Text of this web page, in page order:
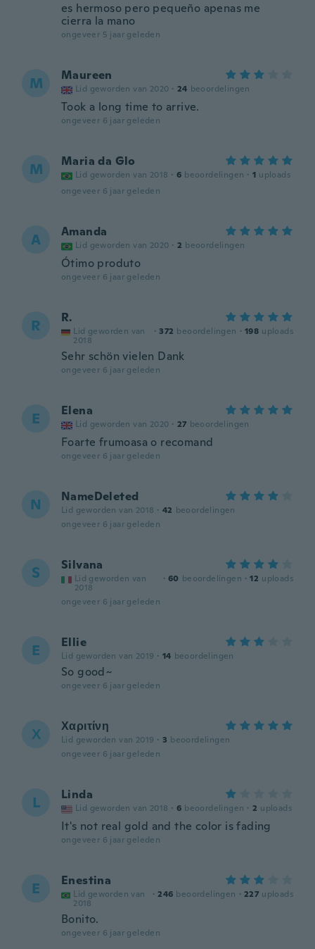
es hermoso pero pequeño apenas me
cierra la mano
ongeveer 5 jaar geleden
M Maureen
Lid geworden van 2020 · 24 beoordelingen
Took a long time to arrive.
ongeveer 6 jaar geleden
M Maria da Glo
Lid geworden van 2018 · 6 beoordelingen · 1 uploads
ongeveer 6 jaar geleden
A Amanda
Lid geworden van 2020 · 2 beoordelingen
Ótimo produto
ongeveer 6 jaar geleden
R R.
Lid geworden van
2018
· 372 beoordelingen · 198 uploads
Sehr schön vielen Dank
ongeveer 6 jaar geleden
E Elena
Lid geworden van 2020 · 27 beoordelingen
Foarte frumoasa o recomand
ongeveer 6 jaar geleden
N NameDeleted
Lid geworden van 2018 · 42 beoordelingen
ongeveer 6 jaar geleden
S Silvana
Lid geworden van
2018
· 60 beoordelingen · 12 uploads
ongeveer 6 jaar geleden
E Ellie
Lid geworden van 2019 · 14 beoordelingen
So good~
ongeveer 6 jaar geleden
Χ Χαριτίνη
Lid geworden van 2019 · 3 beoordelingen
ongeveer 6 jaar geleden
L Linda
Lid geworden van 2018 · 6 beoordelingen · 2 uploads
It's not real gold and the color is fading
ongeveer 6 jaar geleden
E Enestina
Lid geworden van
2018
· 246 beoordelingen · 227 uploads
Bonito.
ongeveer 6 jaar geleden